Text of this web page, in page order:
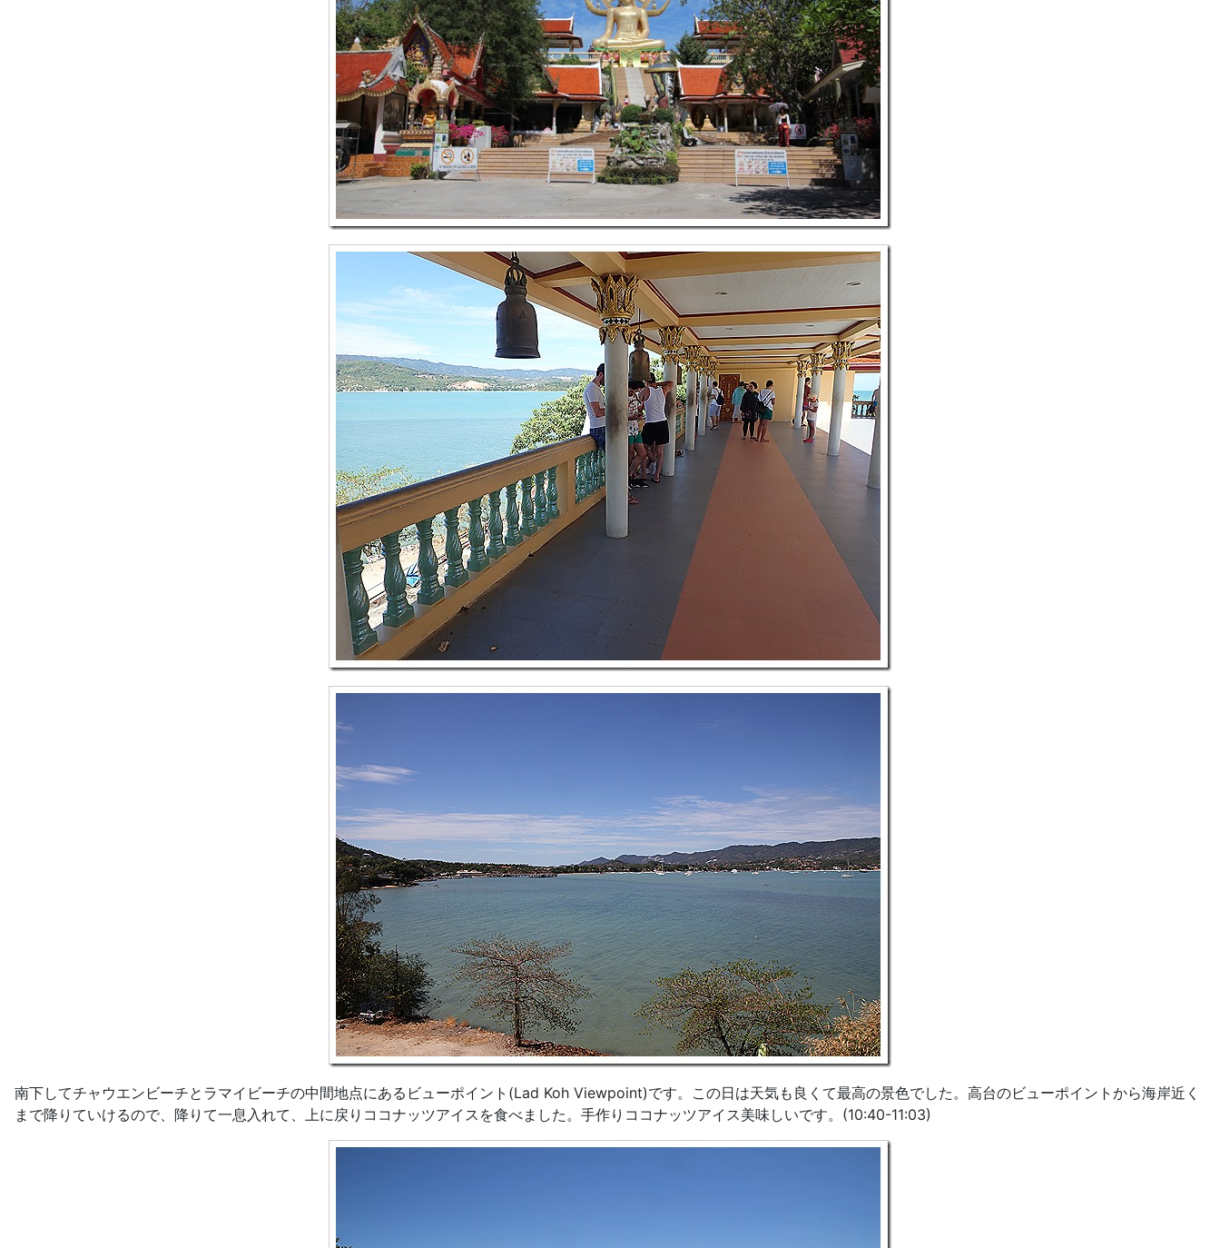
南下してチャウエンビーチとラマイビーチの中間地点にあるビューポイント(Lad Koh Viewpoint)です。この日は天気も良くて最高の景色でした。高台のビューポイントから海岸近く
まで降りていけるので、降りて一息入れて、上に戻りココナッツアイスを食べました。手作りココナッツアイス美味しいです。(10:40-11:03)